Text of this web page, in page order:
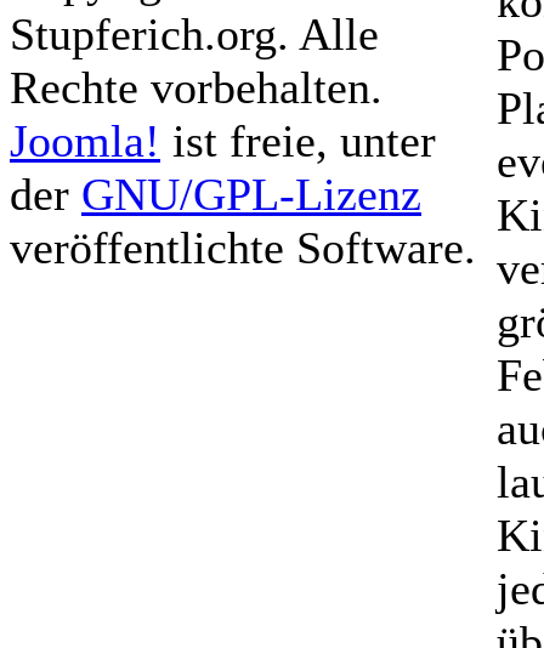
Stupferich.org. Alle
Rechte vorbehalten.
Joomla! ist freie, unter
der GNU/GPL-Lizenz
veröffentlichte Software.